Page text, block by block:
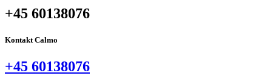
+45 60138076
Kontakt Calmo
+45 60138076